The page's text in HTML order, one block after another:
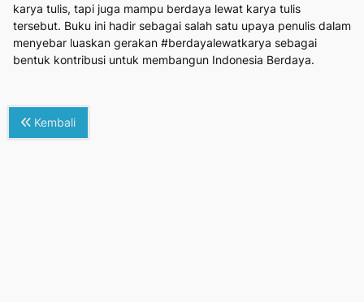
karya tulis, tapi juga mampu berdaya lewat karya tulis
tersebut. Buku ini hadir sebagai salah satu upaya penulis dalam
menyebar luaskan gerakan #berdayalewatkarya sebagai
bentuk kontribusi untuk membangun Indonesia Berdaya.
Kembali